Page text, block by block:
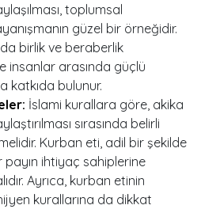
toplumsal
güzel bir örneğidir.
birlik ve beraberlik
insanlar arasında güçlü
katkıda bulunur.
İslami kurallara göre, akika
sırasında belirli
Kurban eti, adil bir şekilde
payın ihtiyaç sahiplerine
Ayrıca, kurban etinin
hijyen kurallarına da dikkat